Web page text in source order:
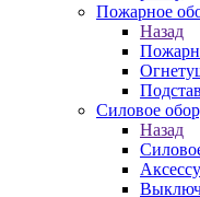
Пожарное
Назад
Силовое
Назад